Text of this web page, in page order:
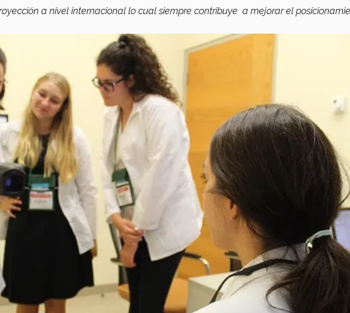
a nivel internacional lo cual siempre contribuye a mejorar el